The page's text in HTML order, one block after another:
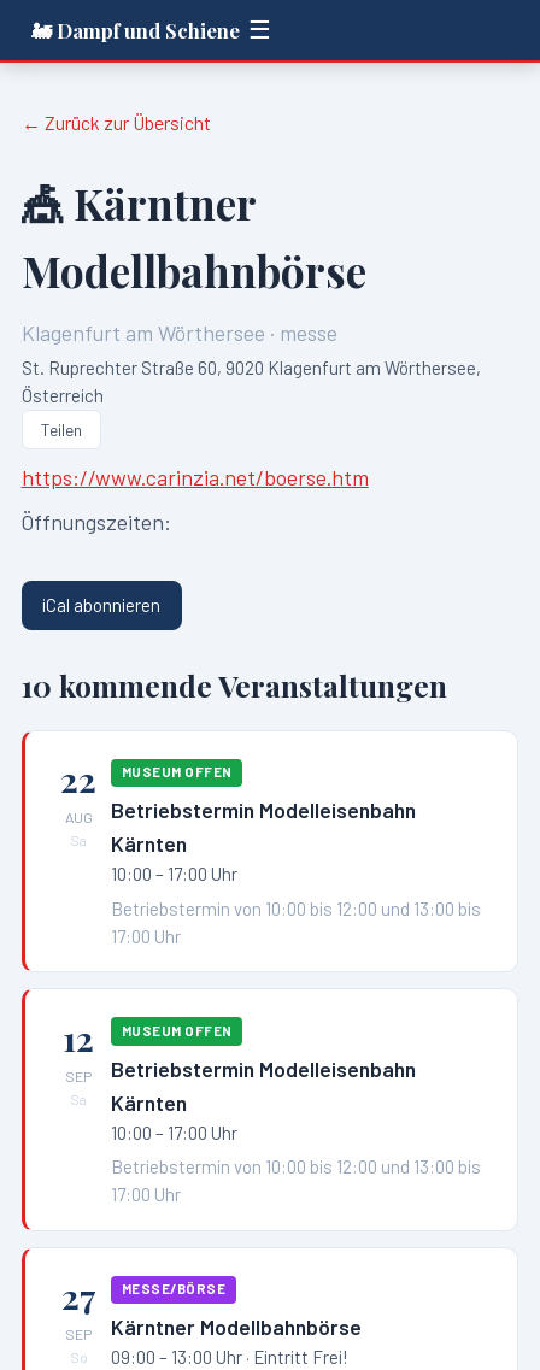
🚂 Dampf und Schiene ☰
← Zurück zur Übersicht
🎪 Kärntner
Modellbahnbörse
Klagenfurt am Wörthersee · messe
St. Ruprechter Straße 60, 9020 Klagenfurt am Wörthersee,
Österreich
Teilen
https://www.carinzia.net/boerse.htm
Öffnungszeiten:
iCal abonnieren
10 kommende Veranstaltungen
22
AUG
Sa
MUSEUM OFFEN
Betriebstermin Modelleisenbahn
Kärnten
10:00 – 17:00 Uhr
Betriebstermin von 10:00 bis 12:00 und 13:00 bis
17:00 Uhr
12
SEP
Sa
MUSEUM OFFEN
Betriebstermin Modelleisenbahn
Kärnten
10:00 – 17:00 Uhr
Betriebstermin von 10:00 bis 12:00 und 13:00 bis
17:00 Uhr
27
SEP
So
MESSE/BÖRSE
Kärntner Modellbahnbörse
09:00 – 13:00 Uhr · Eintritt Frei!